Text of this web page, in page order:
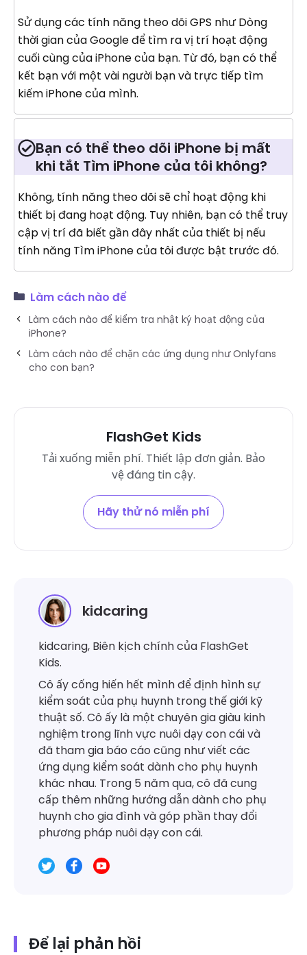
Sử dụng các tính năng theo dõi GPS như Dòng
thời gian của Google để tìm ra vị trí hoạt động
cuối cùng của iPhone của bạn. Từ đó, bạn có thể
kết bạn với một vài người bạn và trực tiếp tìm
kiếm iPhone của mình.
Bạn có thể theo dõi iPhone bị mất
khi tắt Tìm iPhone của tôi không?
Không, tính năng theo dõi sẽ chỉ hoạt động khi
thiết bị đang hoạt động. Tuy nhiên, bạn có thể truy
cập vị trí đã biết gần đây nhất của thiết bị nếu
tính năng Tìm iPhone của tôi được bật trước đó.
Làm cách nào để
Làm cách nào để kiểm tra nhật ký hoạt động của
iPhone?
Làm cách nào để chặn các ứng dụng như Onlyfans
cho con bạn?
FlashGet Kids
Tải xuống miễn phí. Thiết lập đơn giản. Bảo
vệ đáng tin cậy.
Hãy thử nó miễn phí
kidcaring
kidcaring, Biên kịch chính của FlashGet
Kids.
Cô ấy cống hiến hết mình để định hình sự
kiểm soát của phụ huynh trong thế giới kỹ
thuật số. Cô ấy là một chuyên gia giàu kinh
nghiệm trong lĩnh vực nuôi dạy con cái và
đã tham gia báo cáo cũng như viết các
ứng dụng kiểm soát dành cho phụ huynh
khác nhau. Trong 5 năm qua, cô đã cung
cấp thêm những hướng dẫn dành cho phụ
huynh cho gia đình và góp phần thay đổi
phương pháp nuôi dạy con cái.
Để lại phản hồi